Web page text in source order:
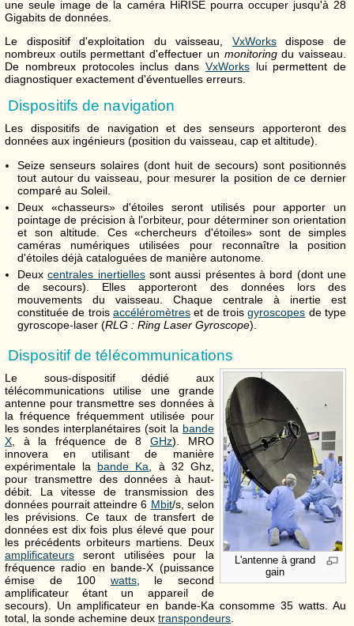
une seule image de la caméra HiRISE pourra occuper jusqu'à 28
Gigabits de données.
Le dispositif d'exploitation du vaisseau, VxWorksdispose de
nombreux outils permettant d'effectuer un monitoringdu vaisseau.
De nombreux protocoles inclus dans VxWorkslui permettent de
diagnostiquer exactement d'éventuelles erreurs.
Dispositifs de navigation
Les dispositifs de navigation et des senseurs apporteront des
données aux ingénieurs (position du vaisseau, cap et altitude).
Seize senseurs solaires (dont huit de secours) sont positionnés
tout autour du vaisseau, pour mesurer la position de ce dernier
comparé au Soleil.
Deux «chasseurs» d'étoiles seront utilisés pour apporter un
pointage de précision à l'orbiteur, pour déterminer son orientation
et son altitude. Ces «chercheurs d'étoiles» sont de simples
caméras numériques utilisées pour reconnaître la position
d'étoiles déjà cataloguées de manière autonome.
Deuxcentrales inertiellessont aussi présentes à bord (dont une
de secours). Elles apporteront des données lors des
mouvements du vaisseau. Chaque centrale à inertie est
constituée de trois accéléromètres et de troisgyroscopes de type
gyroscope-laser (RLG : Ring Laser Gyroscope).
Dispositif de télécommunications
L'antenne à grand
gain
Le sous-dispositif dédié aux
télécommunications utilise une grande
antenne pour transmettre ses données à
la fréquence fréquemment utilisée pour
les sondes interplanétaires (soit la bande
X , à la fréquence de 8GHz). MRO
innovera en utilisant de manière
expérimentale la bande Ka , à 32 Ghz,
pour transmettre des données à haut-
débit. La vitesse de transmission des
données pourrait atteindre 6 Mbit/s, selon
les prévisions. Ce taux de transfert de
données est dix fois plus élevé que pour
les précédents orbiteurs martiens. Deux
amplificateurs seront utilisées pour la
fréquence radio en bande-X (puissance
émise de 100 watts, le second
amplificateur étant un appareil de
secours). Un amplificateur en bande-Ka consomme 35 watts. Au
total, la sonde achemine deux transpondeurs